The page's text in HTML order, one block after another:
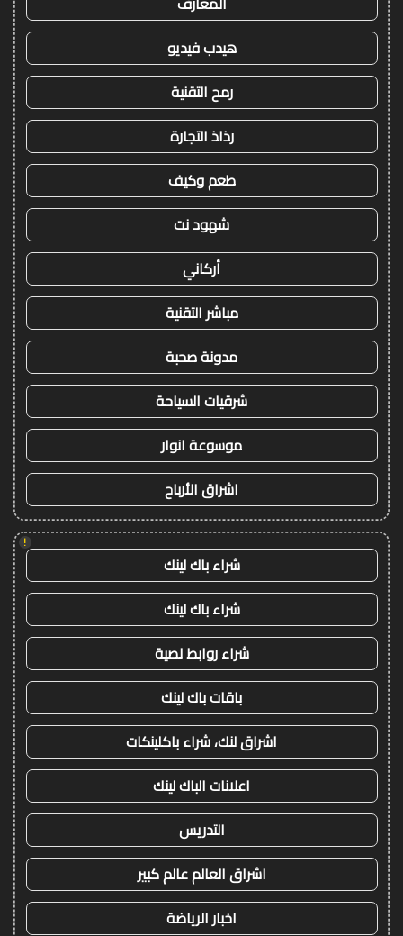
هيدب فيديو
رمح التقنية
رذاذ التجارة
طعم وكيف
شهود نت
أركاني
مباشر التقنية
مدونة صحبة
شرقيات السياحة
موسوعة انوار
اشراق الأرباح
!
شراء باك لينك
شراء باك لينك
شراء روابط نصية
باقات باك لينك
اشراق لنك، شراء باكلينكات
اعلانات الباك لينك
التدريس
اشراق العالم عالم كبير
اخبار الرياضة